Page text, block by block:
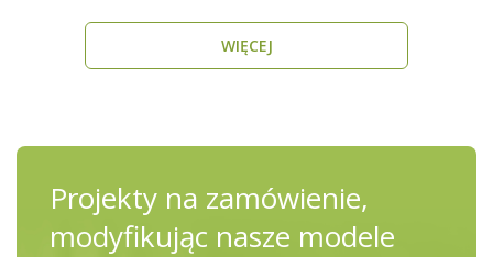
WIĘCEJ
Projekty na zamówienie,
modyfikując nasze modele